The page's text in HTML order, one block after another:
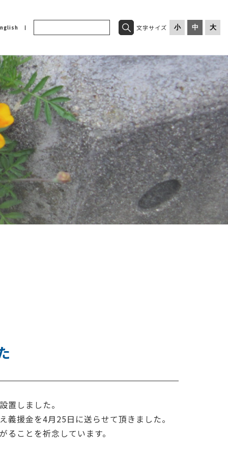
文字サイズ 小 中 大
置しました。
援金を4月25日に送らせて頂きました。
ことを祈念しています。